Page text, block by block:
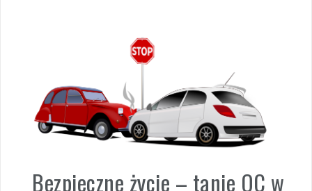
Bezpieczne życie – tanie OC w